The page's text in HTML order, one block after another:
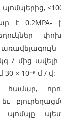
է 0.2MPA-
կգ / մից
× 10⁻⁶ մ / վ:
համար,
եւ
պոմպը